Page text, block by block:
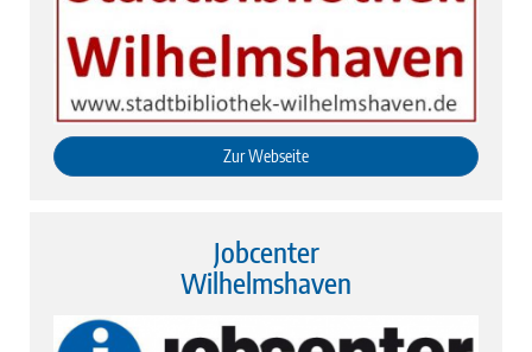
Zur Webseite
Jobcenter
Wilhelmshaven